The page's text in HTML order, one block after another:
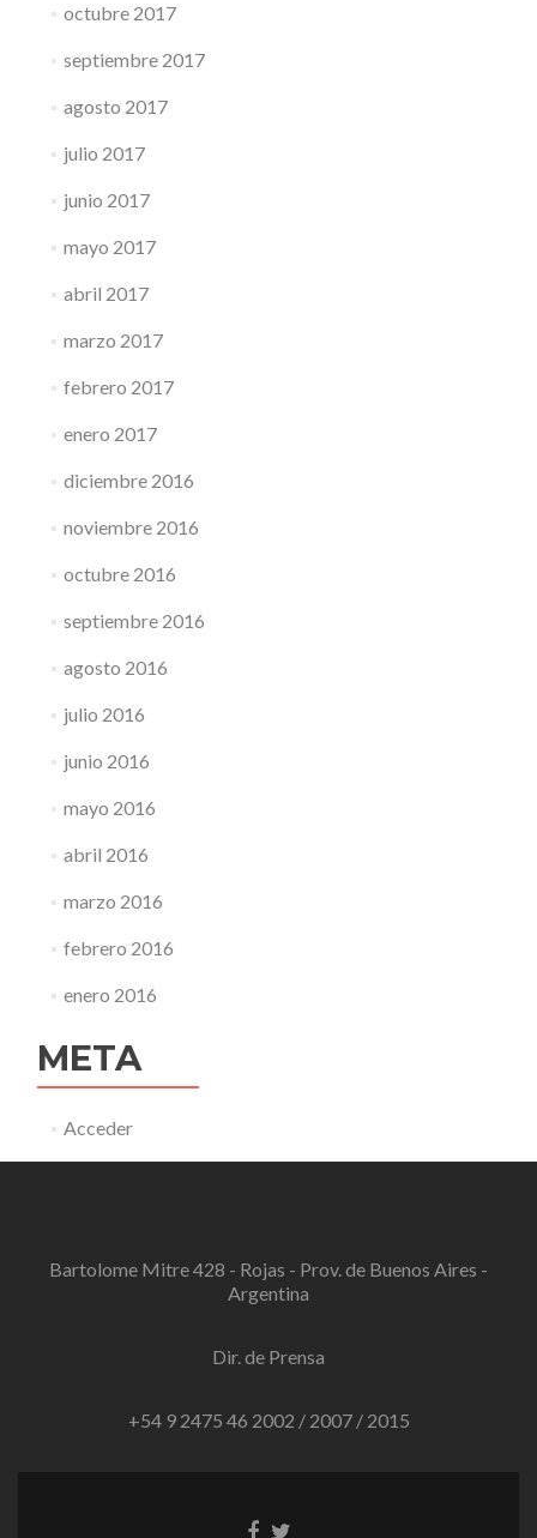
octubre 2017
septiembre 2017
agosto 2017
julio 2017
junio 2017
mayo 2017
abril 2017
marzo 2017
febrero 2017
enero 2017
diciembre 2016
noviembre 2016
octubre 2016
septiembre 2016
agosto 2016
julio 2016
junio 2016
mayo 2016
abril 2016
marzo 2016
febrero 2016
enero 2016
META
Acceder
Bartolome Mitre 428 - Rojas - Prov. de Buenos Aires -
Argentina
Dir. de Prensa
+54 9 2475 46 2002 / 2007 / 2015
EnlaceEnlace